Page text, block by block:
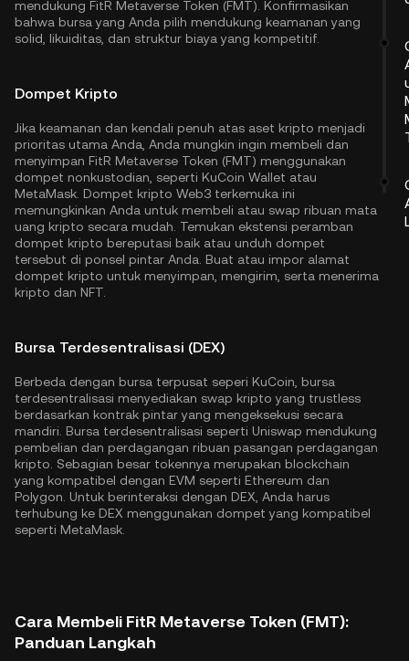
mendukung FitR Metaverse Token (FMT). Konfirmasikan
bahwa bursa yang Anda pilih mendukung keamanan yang
solid, likuiditas, dan struktur biaya yang kompetitif.
Dompet Kripto
Jika keamanan dan kendali penuh atas aset kripto menjadi
prioritas utama Anda, Anda mungkin ingin membeli dan
menyimpan FitR Metaverse Token (FMT) menggunakan
dompet nonkustodian, seperti KuCoin Wallet atau
MetaMask. Dompet kripto Web3 terkemuka ini
memungkinkan Anda untuk membeli atau swap ribuan mata
uang kripto secara mudah. Temukan ekstensi peramban
dompet kripto bereputasi baik atau unduh dompet
tersebut di ponsel pintar Anda. Buat atau impor alamat
dompet kripto untuk menyimpan, mengirim, serta menerima
kripto dan NFT.
Bursa Terdesentralisasi (DEX)
Berbeda dengan bursa terpusat seperi KuCoin, bursa
terdesentralisasi menyediakan swap kripto yang trustless
berdasarkan kontrak pintar yang mengeksekusi secara
mandiri. Bursa terdesentralisasi seperti Uniswap mendukung
pembelian dan perdagangan ribuan pasangan perdagangan
kripto. Sebagian besar tokennya merupakan blockchain
yang kompatibel dengan EVM seperti Ethereum dan
Polygon . Untuk berinteraksi dengan DEX, Anda harus
terhubung ke DEX menggunakan dompet yang kompatibel
seperti MetaMask.
Cara Membeli FitR Metaverse Token (FMT):
Panduan Langkah